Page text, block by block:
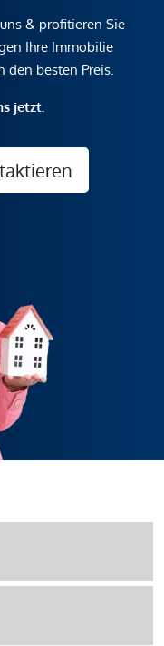
& profitieren Sie
Ihre Immobilie
den besten Preis.
jetzt.